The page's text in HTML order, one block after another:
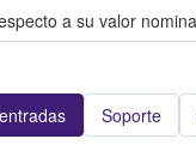
a su valor
Soporte